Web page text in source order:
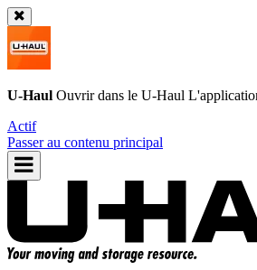
U-Haul Ouvrir dans le U-Haul
Actif
Passer au contenu principal